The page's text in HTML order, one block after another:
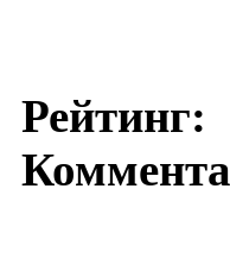
Рейтинг: